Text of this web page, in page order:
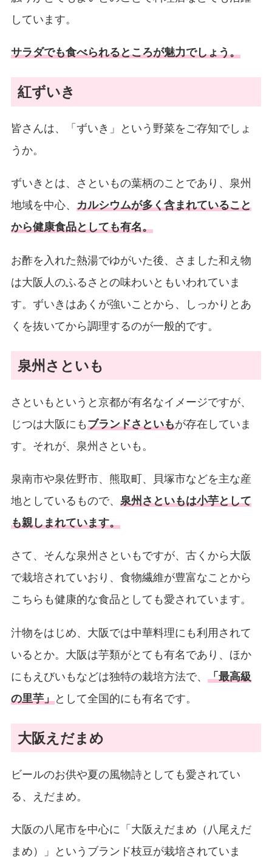
しています。
サラダでも食べられるところが魅力でしょう。
紅ずいき
皆さんは、「ずいき」という野菜をご存知でしょ
うか。
ずいきとは、さといもの葉柄のことであり、泉州
地域を中心、 カルシウムが多く含まれていること
から健康食品としても有名。
お酢を入れた熱湯でゆがいた後、さました和え物
は大阪人のふるさとの味わいともいわれていま
す。ずいきはあくが強いことから、しっかりとあ
くを抜いてから調理するのが一般的です。
泉州さといも
さといもというと京都が有名なイメージですが、
じつは大阪にもブランドさといもが存在していま
す。それが、泉州さといも。
泉南市や泉佐野市、熊取町、貝塚市などを主な産
地としているもので、 泉州さといもは小芋として
も親しまれています。
さて、そんな泉州さといもですが、古くから大阪
で栽培されていおり、食物繊維が豊富なことから
こちらも健康的な食品としても愛されています。
汁物をはじめ、大阪では中華料理にも利用されて
いるとか。大阪は芋類がとても有名であり、ほか
にもえびいもなどは独特の栽培方法で、 「最高級
の里芋」として全国的にも有名です。
大阪えだまめ
ビールのお供や夏の風物詩としても愛されてい
る、えだまめ。
大阪の八尾市を中心に「大阪えだまめ（八尾えだ
まめ）」というブランド枝豆が栽培されていま